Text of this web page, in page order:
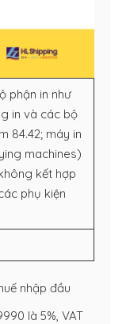
phận in như
in và các bộ
84.42; máy in
machines)
kết hợp
phụ kiện
nhập đầu
là 5%, VAT